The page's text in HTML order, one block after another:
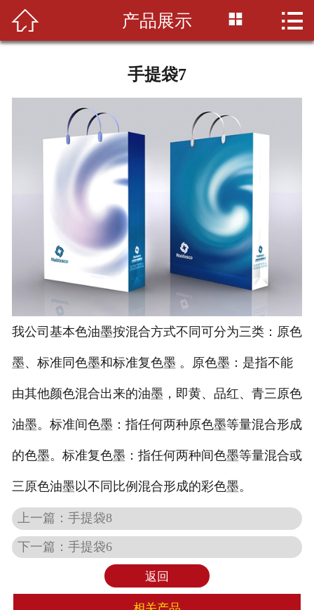
首页
产品展示
新闻资讯
设备展示
联系我们
 产品展示  
手提袋7
我公司基本色油墨按混合方式不同可分为三类：原色
墨、标准同色墨和标准复色墨 。原色墨：是指不能
由其他颜色混合出来的油墨，即黄、品红、青三原色
油墨。标准间色墨：指任何两种原色墨等量混合形成
的色墨。标准复色墨：指任何两种间色墨等量混合或
三原色油墨以不同比例混合形成的彩色墨。
上一篇：手提袋8
下一篇：手提袋6
返回